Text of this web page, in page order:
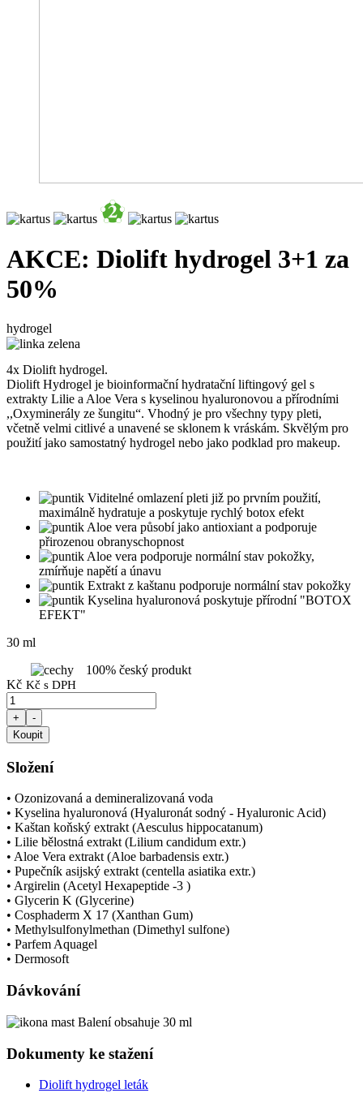
AKCE: Diolift hydrogel 3+1 za
50%
hydrogel
4x Diolift hydrogel.
Diolift Hydrogel je bioinformační hydratační liftingový gel s
extrakty Lilie a Aloe Vera s kyselinou hyaluronovou a přírodními
,,Oxyminerály ze šungitu“. Vhodný je pro všechny typy pleti,
včetně velmi citlivé a unavené se sklonem k vráskám. Skvělým pro
použití jako samostatný hydrogel nebo jako podklad pro makeup.
Viditelné omlazení pleti již po prvním použití,
maximálně hydratuje a poskytuje rychlý botox efekt
Aloe vera působí jako antioxiant a podporuje
přirozenou obranyschopnost
Aloe vera podporuje normální stav pokožky,
zmírňuje napětí a únavu
Extrakt z kaštanu podporuje normální stav pokožky
Kyselina hyaluronová poskytuje přírodní "BOTOX
EFEKT"
30 ml
100% český produkt
Kč Kč s DPH
+
-
Koupit
Složení
• Ozonizovaná a demineralizovaná voda
• Kyselina hyaluronová (Hyaluronát sodný - Hyaluronic Acid)
• Kaštan koňský extrakt (Aesculus hippocatanum)
• Lilie bělostná extrakt (Lilium candidum extr.)
• Aloe Vera extrakt (Aloe barbadensis extr.)
• Pupečník asijský extrakt (centella asiatika extr.)
• Argirelin (Acetyl Hexapeptide -3 )
• Glycerin K (Glycerine)
• Cosphaderm X 17 (Xanthan Gum)
• Methylsulfonylmethan (Dimethyl sulfone)
• Parfem Aquagel
• Dermosoft
Dávkování
Balení obsahuje 30 ml
Dokumenty ke stažení
Diolift hydrogel leták